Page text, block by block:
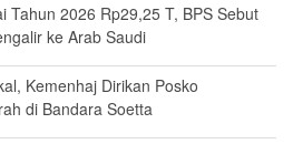
Tahun 2026 Rp29,25 T, BPS Sebut
ke Arab Saudi
Kemenhaj Dirikan Posko
di Bandara Soetta